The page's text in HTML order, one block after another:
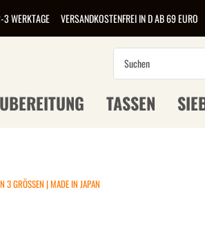
WERKTAGE VERSANDKOSTENFREI IN D AB 69 EURO
TASSEN
3 GRÖSSEN | MADE IN JAPAN